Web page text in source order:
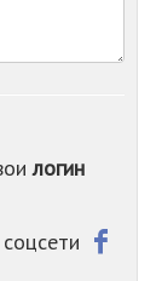
-
-
логин